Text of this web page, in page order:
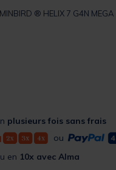
® HELIX 7 G4N MEGA
plusieurs fois sans frais
ou
ou en 10x avec Alma